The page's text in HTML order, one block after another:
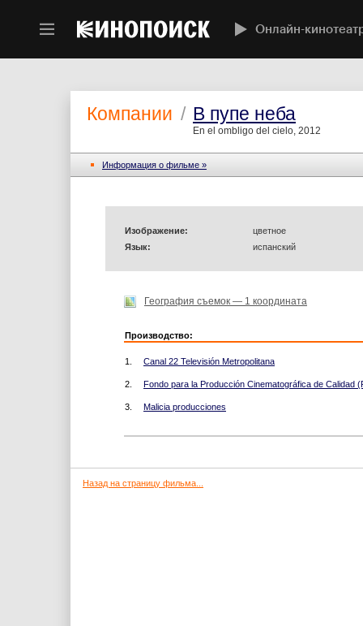
Онлайн-
Компании / В пупе неба
En el ombligo del cielo, 2012
Информация o фильме »
Изображение:
цветное
Язык:
испанский
География съемок — 1 координата
Производство:
1. Canal 22 Televisión Metropolitana
2. Fondo para la Producción Cinematográfica de Calidad
3. Malicia producciones
Назад на страницу фильма...